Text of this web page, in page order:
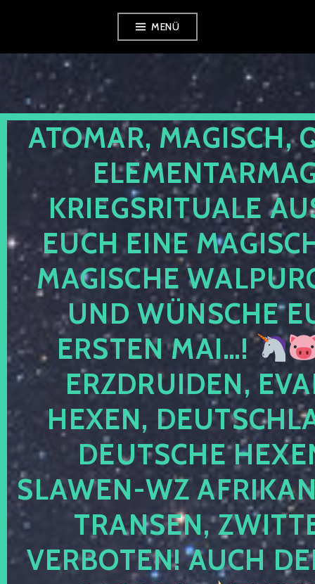
springen
MENÜ
ATOMAR, MAGISCH,
KRIEGSRITUALE
EUCH EINE
MAGISCHE
UND WÜNSCHE
ERSTEN MAI…!
ERZDRUIDEN,
HEXEN,
DEUTSCHE
SLAWEN-WZ
TRANSEN,
VERBOTEN! AUCH